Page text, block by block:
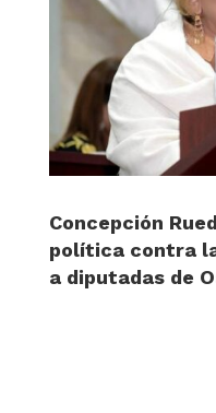
Concepción
política contra
a diputadas de